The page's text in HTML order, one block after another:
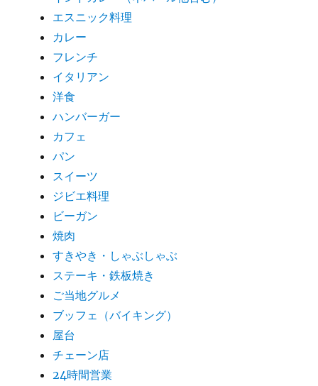
エスニック料理
カレー
フレンチ
イタリアン
洋食
ハンバーガー
カフェ
パン
スイーツ
ジビエ料理
ビーガン
焼肉
すきやき・しゃぶしゃぶ
ステーキ・鉄板焼き
ご当地グルメ
ブッフェ（バイキング）
屋台
チェーン店
24時間営業